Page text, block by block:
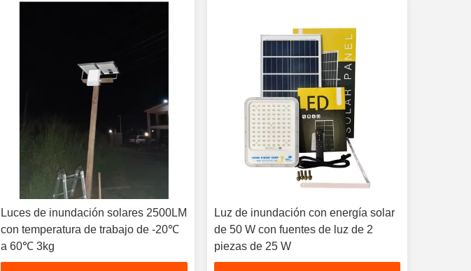
Luces de inundación solares 2500LM
con temperatura de trabajo de -20℃
a 60℃ 3kg
Luz de inundación con energía solar
de 50 W con fuentes de luz de 2
piezas de 25 W